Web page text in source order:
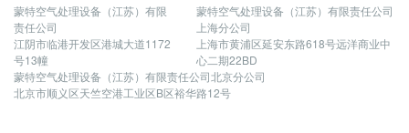
蒙特空气处理设备（江苏）有限
责任公司
江阴市临港开发区港城大道1172
号13幢
蒙特空气处理设备（江苏）有限责任公司
上海分公司
上海市黄浦区延安东路618号远洋商业中
心二期22BD
蒙特空气处理设备（江苏）有限责任公司北京分公司
北京市顺义区天竺空港工业区B区裕华路12号